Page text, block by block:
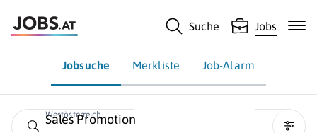
Suche Jobs
Jobsuche Merkliste Job-Alarm
Westösterreich
Sales Promotion